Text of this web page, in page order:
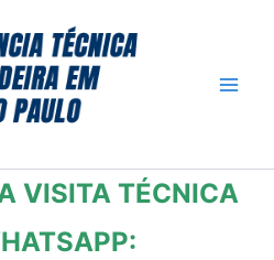
VISITA TÉCNICA